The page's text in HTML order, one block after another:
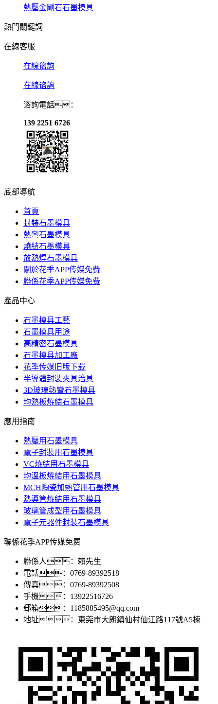
熱壓金剛石石墨模具
熱門關鍵詞
在線客服
在線谘詢
在線谘詢
谘詢電話：
139 2251 6726
底部導航
首頁
封裝石墨模具
熱彎石墨模具
燒結石墨模具
放熱焊石墨模具
關於花季APP传媒免费
聯係花季APP传媒免费
產品中心
石墨模具工藝
石墨模具用途
高精密石墨模具
石墨模具加工廠
花季传媒旧版下载
半導體封裝夾具治具
3D玻璃熱彎石墨模具
均熱板燒結石墨模具
應用指南
熱壓用石墨模具
電子封裝用石墨模具
VC燒結用石墨模具
均溫板燒結用石墨模具
MCH陶瓷加熱管用石墨模具
熱導管燒結用石墨模具
玻璃管成型用石墨模具
電子元器件封裝石墨模具
聯係花季APP传媒免费
聯係人：賴先生
電話：0769-89392518
傳真：0769-89392508
手機：13922516726
郵箱：1185885495@qq.com
地址：東莞市大朗鎮仙村仙江路117號A5棟